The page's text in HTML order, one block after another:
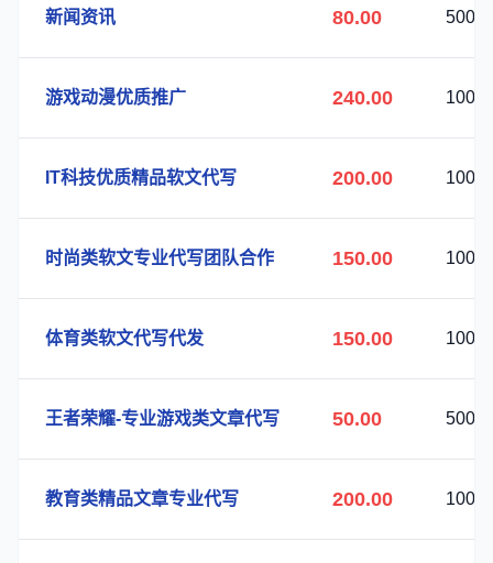
新闻资讯 80.00 500
游戏动漫优质推广 240.00 1000
IT科技优质精品软文代写 200.00 1000
时尚类软文专业代写团队合作 150.00 1000
体育类软文代写代发 150.00 1000
王者荣耀-专业游戏类文章代写 50.00 500
教育类精品文章专业代写 200.00 1000